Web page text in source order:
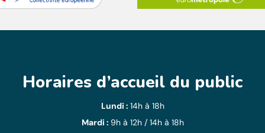
Horaires d’accueil du public
Lundi : 14h à 18h
Mardi : 9h à 12h / 14h à 18h